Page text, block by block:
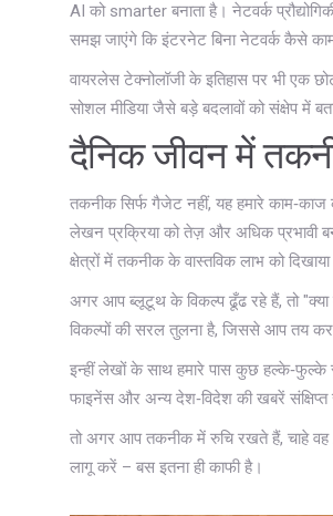
AI को smarter बनाता है। नेटवर्क
समझ जाएंगे कि इंटरनेट बिना नेटवर्क कैसे
वायरलेस टेक्नोलॉजी के इतिहास पर भी एक
सोशल मीडिया जैसे बड़े बदलावों को संक्षेप
दैनिक जीवन में
तकनीक सिर्फ गैजेट नहीं, यह हमारे
लेखन प्रक्रिया को तेज़ और अधिक प्रभावी
क्षेत्रों में तकनीक के वास्तविक लाभ को दिखाया
अगर आप ब्लूटूथ के विकल्प ढूँढ रहे हैं, तो
विकल्पों की सरल तुलना है, जिससे आप तय
इन्हीं लेखों के साथ हमारे पास कुछ
फाइनेंस और अन्य देश‑विदेश की खबरें
तो अगर आप तकनीक में रुचि रखते हैं, चाहे वह
लागू करें – बस इतना ही काफी है।